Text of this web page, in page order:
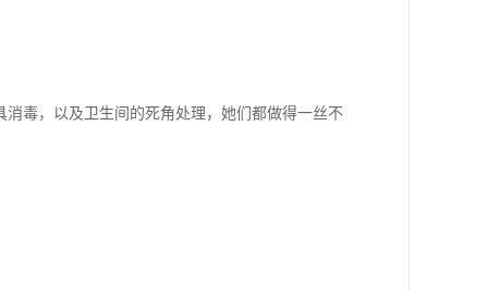
毒，以及卫生间的死角处理，她们都做得一丝不